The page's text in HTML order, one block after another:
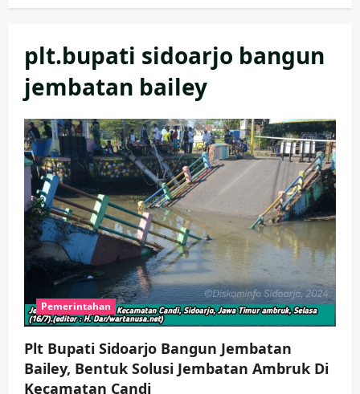
plt.bupati sidoarjo bangun
jembatan bailey
Pemerintahan
Plt Bupati Sidoarjo Bangun Jembatan
Bailey, Bentuk Solusi Jembatan Ambruk Di
Kecamatan Candi